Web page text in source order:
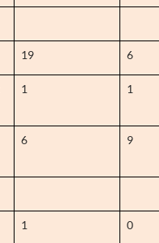
19 6
1 1
6 9
1 0